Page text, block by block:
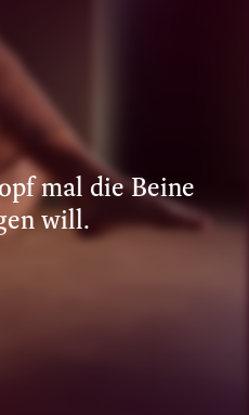
mal die Beine
will.